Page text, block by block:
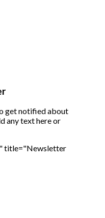
get notified about
any text here or
title="Newsletter